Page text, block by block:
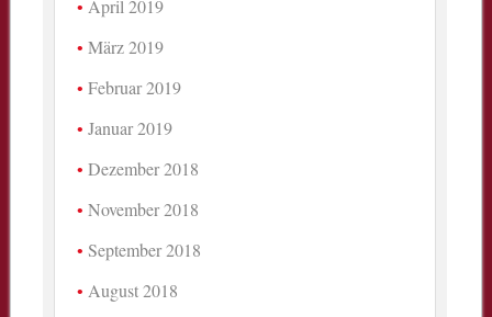
April 2019
März 2019
Februar 2019
Januar 2019
Dezember 2018
November 2018
September 2018
August 2018